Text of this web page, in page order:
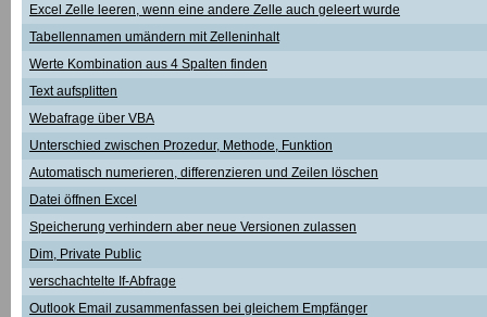
Excel Zelle leeren, wenn eine andere Zelle auch geleert wurde
Tabellennamen umändern mit Zelleninhalt
Werte Kombination aus 4 Spalten finden
Text aufsplitten
Webafrage über VBA
Unterschied zwischen Prozedur, Methode, Funktion
Automatisch numerieren, differenzieren und Zeilen löschen
Datei öffnen Excel
Speicherung verhindern aber neue Versionen zulassen
Dim, Private Public
verschachtelte If-Abfrage
Outlook Email zusammenfassen bei gleichem Empfänger